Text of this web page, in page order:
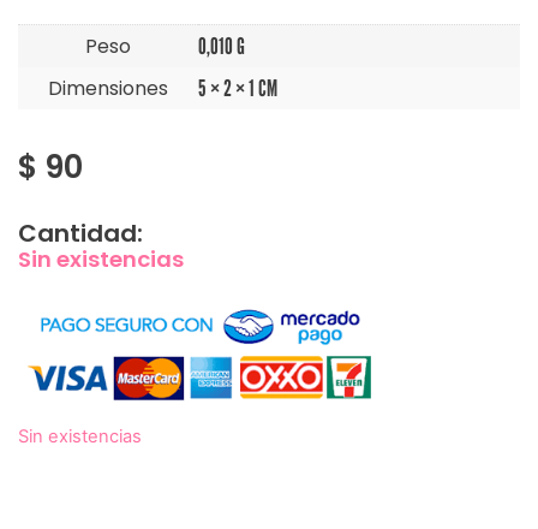
Peso 0,010 G
Dimensiones 5 × 2 × 1 CM
$ 90
Cantidad:
Sin existencias
Sin existencias